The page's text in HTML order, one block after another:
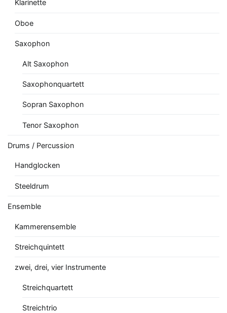
Klarinette
Oboe
Saxophon
Alt Saxophon
Saxophonquartett
Sopran Saxophon
Tenor Saxophon
Drums / Percussion
Handglocken
Steeldrum
Ensemble
Kammerensemble
Streichquintett
zwei, drei, vier Instrumente
Streichquartett
Streichtrio